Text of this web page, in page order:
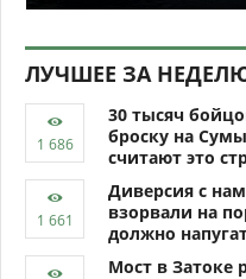
ЛУЧШЕЕ ЗА
30 тысяч
броску на
считают это
Диверсия с
взорвали на
должно
Мост в Затоке